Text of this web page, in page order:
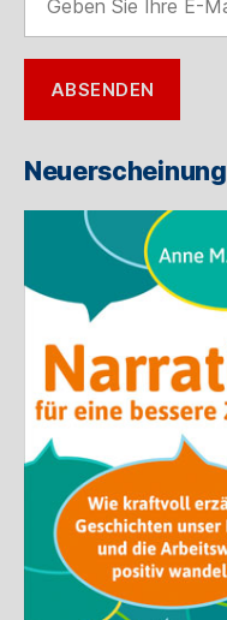
Sie
Ihre
E-
Mail-
Adresse
ABSENDEN
Neuerscheinung